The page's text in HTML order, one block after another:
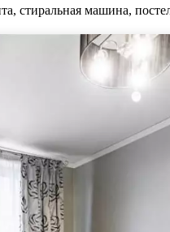
стиральная машина,